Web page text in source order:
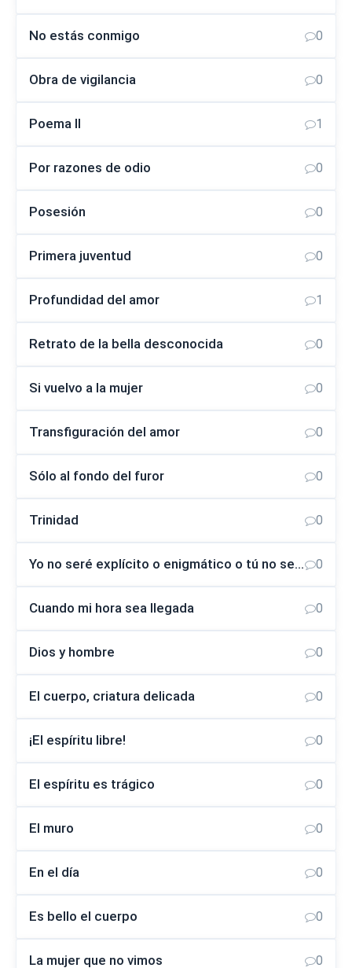
No estás conmigo 0
Obra de vigilancia 0
Poema II 1
Por razones de odio 0
Posesión 0
Primera juventud 0
Profundidad del amor 1
Retrato de la bella desconocida 0
Si vuelvo a la mujer 0
Transfiguración del amor 0
Sólo al fondo del furor 0
Trinidad 0
Yo no seré explícito o enigmático o tú no serás la rosa 0
Cuando mi hora sea llegada 0
Dios y hombre 0
El cuerpo, criatura delicada 0
¡El espíritu libre! 0
El espíritu es trágico 0
El muro 0
En el día 0
Es bello el cuerpo 0
La mujer que no vimos 0